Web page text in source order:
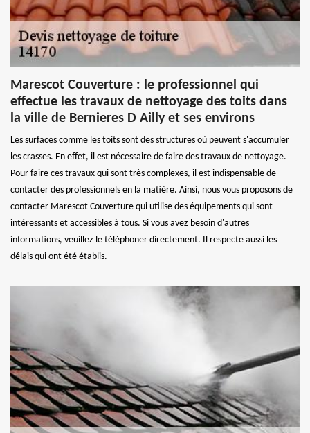
Marescot Couverture : le professionnel qui
effectue les travaux de nettoyage des toits dans
la ville de Bernieres D Ailly et ses environs
Les surfaces comme les toits sont des structures où peuvent s'accumuler
les crasses. En effet, il est nécessaire de faire des travaux de nettoyage.
Pour faire ces travaux qui sont très complexes, il est indispensable de
contacter des professionnels en la matière. Ainsi, nous vous proposons de
contacter Marescot Couverture qui utilise des équipements qui sont
intéressants et accessibles à tous. Si vous avez besoin d'autres
informations, veuillez le téléphoner directement. Il respecte aussi les
délais qui ont été établis.